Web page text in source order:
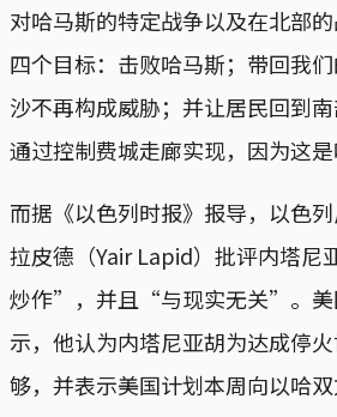
对哈马斯的特定战争以及在北部
四个目标：击败哈马斯；带回我
沙不再构成威胁；并让居民回到
通过控制费城走廊实现，因为这
而据《以色列时报》报导，以色
拉皮德（Yair Lapid）批评内塔
炒作”，并且“与现实无关”。美
示，他认为内塔尼亚胡为达成停
够，并表示美国计划本周向以哈双